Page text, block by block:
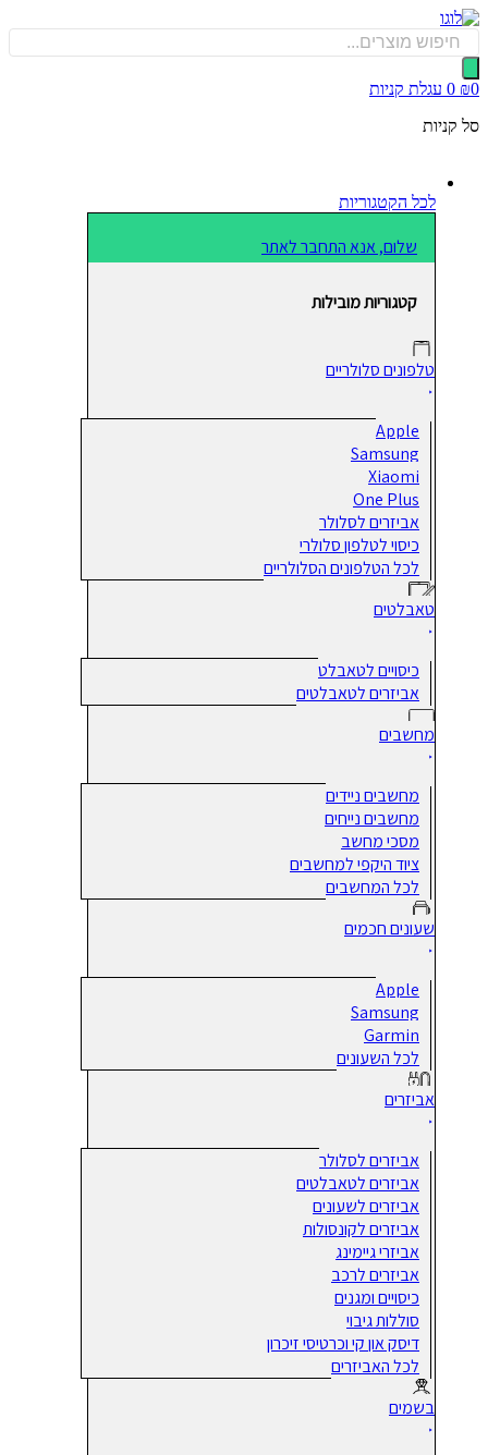
0 עגלת קניות
לכל הקטגוריות
שלום, אנא התחבר לאתר
קטגוריות מובילות
טלפונים סלולריים
Apple
Samsung
Xiaomi
One Plus
אביזרים לסלולר
כיסוי לטלפון סלולרי
לכל הטלפונים הסלולריים
טאבלטים
כיסויים לטאבלט
אביזרים לטאבלטים
מחשבים
מחשבים ניידים
מחשבים נייחים
מסכי מחשב
ציוד היקפי למחשבים
לכל המחשבים
שעונים חכמים
Apple
Samsung
Garmin
לכל השעונים
אביזרים
אביזרים לסלולר
אביזרים לטאבלטים
אביזרים לשעונים
אביזרים לקונסולות
אביזרי גיימינג
אביזרים לרכב
כיסויים ומגנים
סוללות גיבוי
דיסק און קי וכרטיסי זיכרון
לכל האביזרים
בשמים